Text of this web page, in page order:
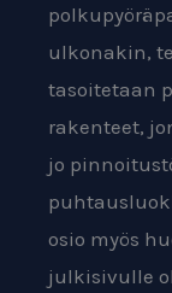
ulkonakin,
tasoitetaan
rakenteet,
jo
osio myös
julkisivulle